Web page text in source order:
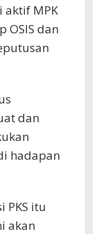
aktif MPK
OSIS dan
dan
hadapan
PKS itu
akan